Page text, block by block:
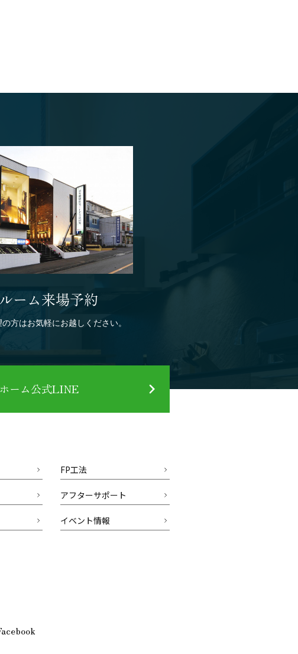
ーム来場予約
の方はお気軽にお越しください。
ーム公式LINE
FP工法
アフターサポート
イベント情報